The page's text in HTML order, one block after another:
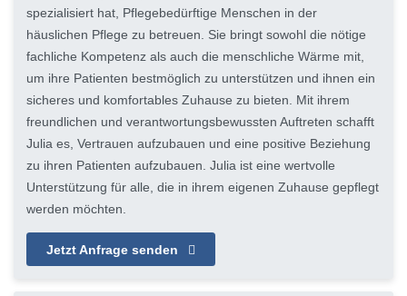
spezialisiert hat, Pflegebedürftige Menschen in der
häuslichen Pflege zu betreuen. Sie bringt sowohl die nötige
fachliche Kompetenz als auch die menschliche Wärme mit,
um ihre Patienten bestmöglich zu unterstützen und ihnen ein
sicheres und komfortables Zuhause zu bieten. Mit ihrem
freundlichen und verantwortungsbewussten Auftreten schafft
Julia es, Vertrauen aufzubauen und eine positive Beziehung
zu ihren Patienten aufzubauen. Julia ist eine wertvolle
Unterstützung für alle, die in ihrem eigenen Zuhause gepflegt
werden möchten.
Jetzt Anfrage senden